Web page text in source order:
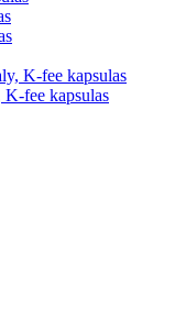
fee kapsulas